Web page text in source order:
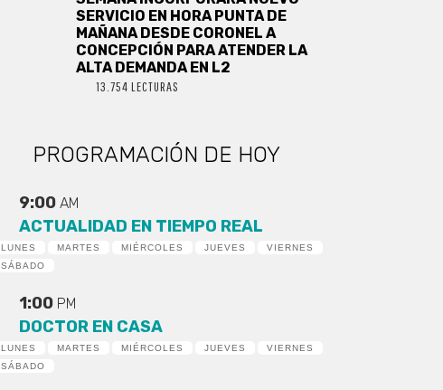
SERVICIO EN HORA PUNTA DE
MAÑANA DESDE CORONEL A
CONCEPCIÓN PARA ATENDER LA
ALTA DEMANDA EN L2
13.754 LECTURAS
PROGRAMACIÓN DE HOY
9:00AM
ACTUALIDAD EN TIEMPO REAL
LUNES MARTES MIÉRCOLES JUEVES
VIERNES
SÁBADO
1:00 PM
DOCTOR EN CASA
LUNES MARTES MIÉRCOLES JUEVES
VIERNES
SÁBADO